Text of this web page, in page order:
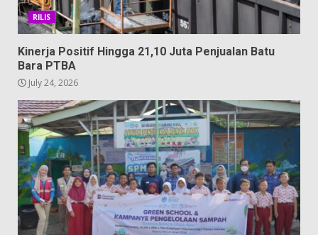
RILIS
Kinerja Positif Hingga 21,10 Juta Penjualan Batu
Bara PTBA
July 24, 2026